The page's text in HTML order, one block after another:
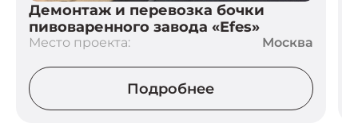
Демонтаж и перевозка бочки
пивоваренного завода «Efes»
Место проекта: Москва
Подробнее